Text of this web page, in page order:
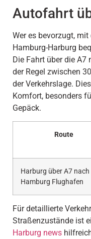
Autofahrt
Wer es bevorzugt,
Hamburg-Harburg
Die Fahrt über die
der Regel zwischen
der Verkehrslage.
Komfort, besonders
Gepäck.
Route
Harburg über A7 nach
Hamburg Flughafen
Für detaillierte
Straßenzustände ist
Harburg news